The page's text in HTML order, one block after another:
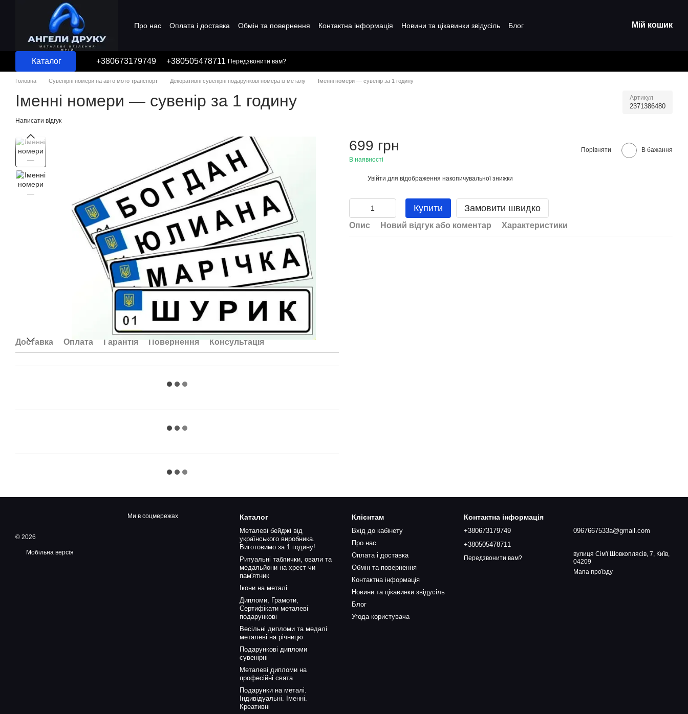
Перейти до основного контенту
Про нас Оплата і доставка Обмін та повернення Контактна інформація Новини та цікавинки звідусіль
Блог
Мій кошик
Каталог +380673179749 +380505478711 Передзвонити вам?
Головна Сувенірні номери на авто мото транспорт Декоративні сувенірні подарункові номера із металу Іменні номери — сувенір за 1 годину
Іменні номери — сувенір за 1 годину Артикул
2371386480
Написати відгук
Доставка Оплата Гарантія Повернення Консультація
699 грн
В наявності
Порівняти В бажання
Увійти для відображення накопичувальної знижки
Купити Замовити швидко
Опис Новий відгук або коментар Характеристики
© 2026
Мобільна версія
Ми в соцмережах Каталог
Металеві бейджі від
українського виробника.
Виготовимо за 1 годину!
Ритуальні таблички, овали та
медальйони на хрест чи
пам'ятник
Ікони на металі
Дипломи, Грамоти,
Сертифікати металеві
подарункові
Весільні дипломи та медалі
металеві на річницю
Подарункові дипломи
сувенірні
Металеві дипломи на
професійні свята
Подарунки на металі.
Індивідуальні. Іменні.
Креативні
Клієнтам
Вхід до кабінету
Про нас
Оплата і доставка
Обмін та повернення
Контактна інформація
Новини та цікавинки звідусіль
Блог
Угода користувача
Контактна інформація
+380673179749
+380505478711
Передзвонити вам?
0967667533a@gmail.com
вулиця Сім'ї Шовкоплясів, 7, Київ,
04209
Мапа проїзду